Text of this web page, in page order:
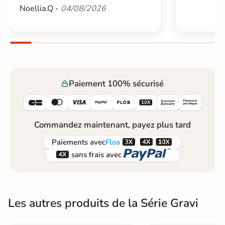
Noellia.Q - 04/08/2026
Paiement 100% sécurisé
     
Commandez maintenant, payez plus tard
Paiements avecFloa  
 sans frais avec 
Les autres produits de la Série Gravi